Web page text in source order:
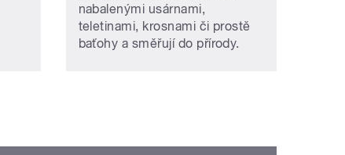
nabalenými usárnami,
teletinami, krosnami či prostě
baťohy a směřují do přírody.